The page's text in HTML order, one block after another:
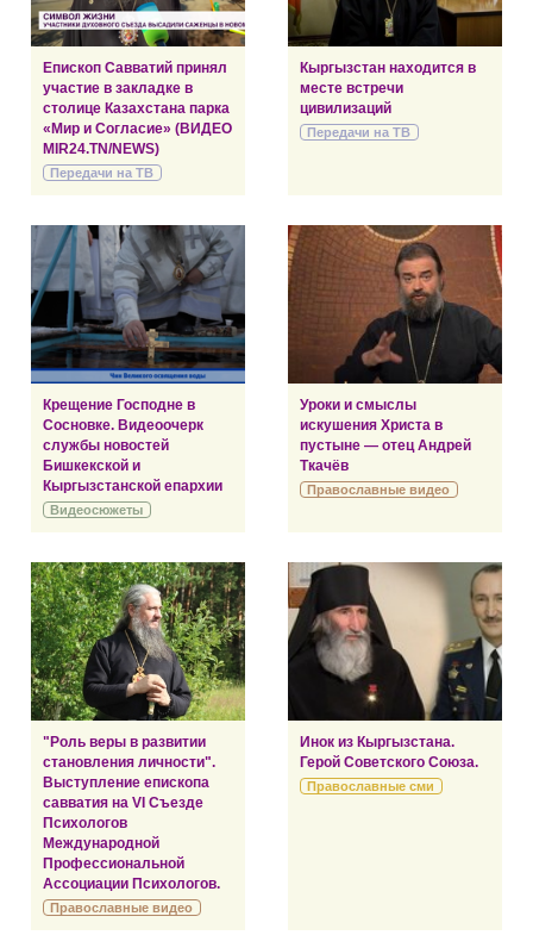
Епископ Савватий принял
участие в закладке в
столице Казахстана парка
«Мир и Согласие» (ВИДЕО
MIR24.TN/NEWS)
Передачи на ТВ
Кыргызстан находится в
месте встречи
цивилизаций
Передачи на ТВ
Крещение Господне в
Сосновке. Видеоочерк
службы новостей
Бишкекской и
Кыргызстанской епархии
Видеосюжеты
Уроки и смыслы
искушения Христа в
пустыне — отец Андрей
Ткачёв
Православные видео
"Роль веры в развитии
становления личности".
Выступление епископа
савватия на VI Съезде
Психологов
Международной
Профессиональной
Ассоциации Психологов.
Православные видео
Инок из Кыргызстана.
Герой Советского Союза.
Православные сми